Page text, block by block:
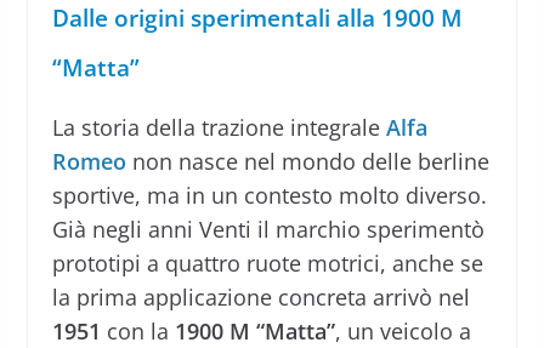
Dalle origini sperimentali alla 1900 M
“Matta”
La storia della trazione integrale Alfa
Romeo non nasce nel mondo delle berline
sportive, ma in un contesto molto diverso.
Già negli anni Venti il marchio sperimentò
prototipi a quattro ruote motrici, anche se
la prima applicazione concreta arrivò nel
1951 con la 1900 M “Matta”, un veicolo a